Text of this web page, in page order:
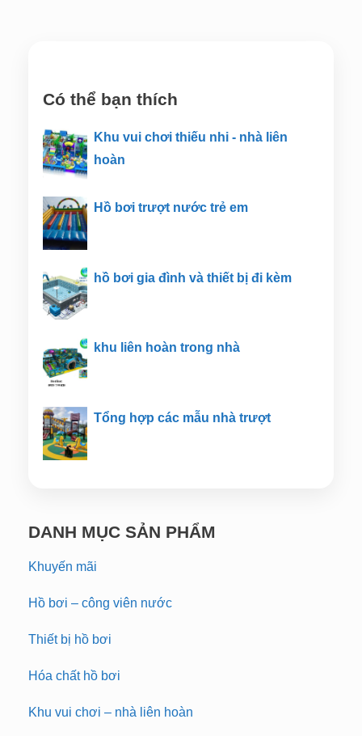
Có thể bạn thích
Khu vui chơi thiếu nhi - nhà liên
hoàn
Hồ bơi trượt nước trẻ em
hồ bơi gia đình và thiết bị đi kèm
khu liên hoàn trong nhà
Tổng hợp các mẫu nhà trượt
DANH MỤC SẢN PHẨM
Khuyến mãi
Hồ bơi – công viên nước
Thiết bị hồ bơi
Hóa chất hồ bơi
Khu vui chơi – nhà liên hoàn